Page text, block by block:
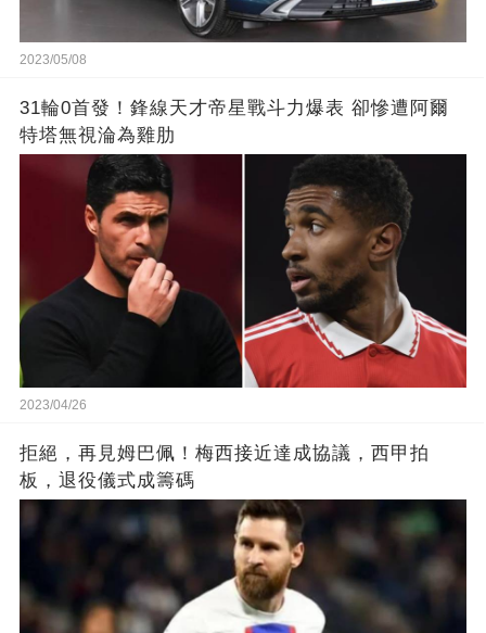
2023/05/08
31輪0首發！鋒線天才帝星戰斗力爆表 卻慘遭阿爾
特塔無視淪為雞肋
2023/04/26
拒絕，再見姆巴佩！梅西接近達成協議，西甲拍
板，退役儀式成籌碼